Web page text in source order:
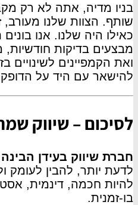
בניו מדיה, אתה לא רק
שותף. הצוות שלנו
כאילו היה שלנו. אנו
מבצעים בדיקות
ואת הקמפיינים לשינויים
להישאר עם היד על
לסיכום – שיווק
חברת שיווק בעידן
לדעת יותר, להבין לעומק
להיות חכמה, דינמית,
בו-זמנית.